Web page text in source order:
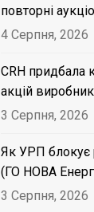
повторні
4 Серпня, 2026
CRH придбала
акцій
3 Серпня, 2026
Як УРП блокує
(ГО НОВА
3 Серпня, 2026